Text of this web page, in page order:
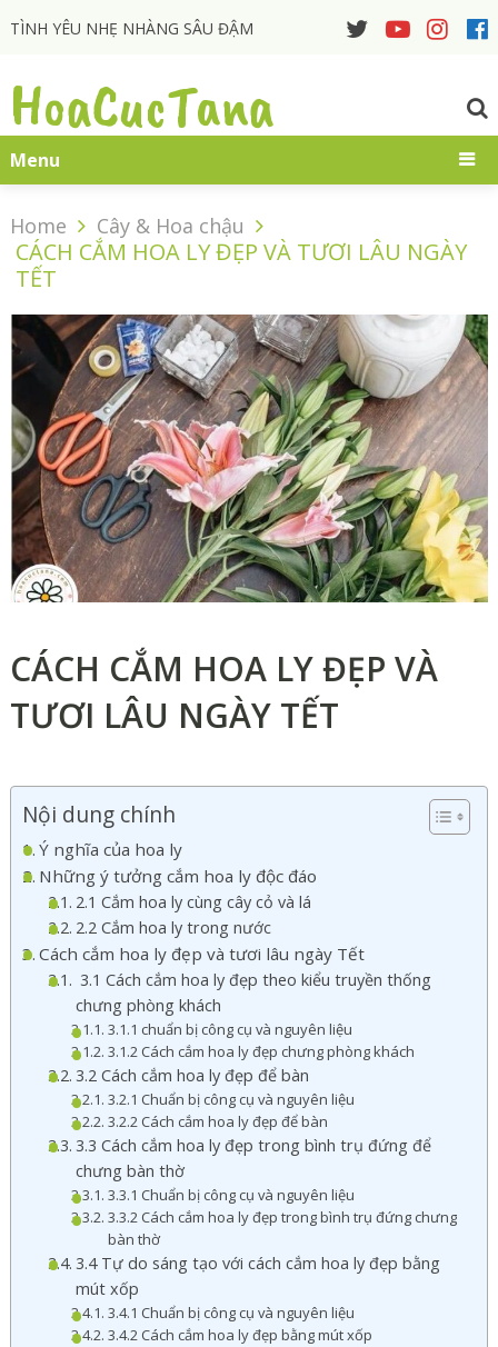
TÌNH YÊU NHẸ NHÀNG SÂU ĐẬM
HoaCucTana
Menu
Home Cây & Hoa chậu
CÁCH CẮM HOA LY ĐẸP VÀ TƯƠI LÂU NGÀY
TẾT
CÁCH CẮM HOA LY ĐẸP VÀ
TƯƠI LÂU NGÀY TẾT
Nội dung chính
Ý nghĩa của hoa ly
Những ý tưởng cắm hoa ly độc đáo
2.1 Cắm hoa ly cùng cây cỏ và lá
2.2 Cắm hoa ly trong nước
Cách cắm hoa ly đẹp và tươi lâu ngày Tết
3.1 Cách cắm hoa ly đẹp theo kiểu truyền thống
chưng phòng khách
3.1.1 chuẩn bị công cụ và nguyên liệu
3.1.2 Cách cắm hoa ly đẹp chưng phòng khách
3.2 Cách cắm hoa ly đẹp để bàn
3.2.1 Chuẩn bị công cụ và nguyên liệu
3.2.2 Cách cắm hoa ly đẹp để bàn
3.3 Cách cắm hoa ly đẹp trong bình trụ đứng để
chưng bàn thờ
3.3.1 Chuẩn bị công cụ và nguyên liệu
3.3.2 Cách cắm hoa ly đẹp trong bình trụ đứng chưng
bàn thờ
3.4 Tự do sáng tạo với cách cắm hoa ly đẹp bằng
mút xốp
3.4.1 Chuẩn bị công cụ và nguyên liệu
3.4.2 Cách cắm hoa ly đẹp bằng mút xốp